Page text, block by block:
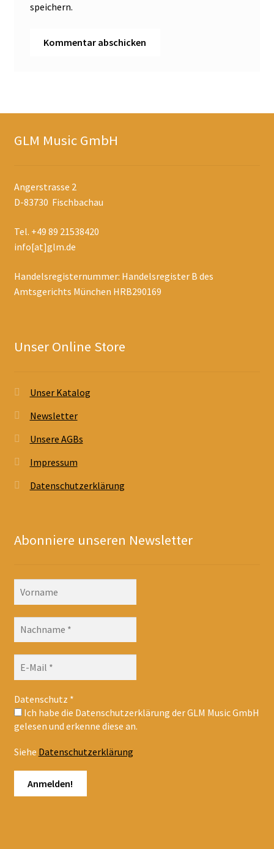
speichern.
GLM Music GmbH
Angerstrasse 2
D-83730 Fischbachau
Tel. +49 89 21538420
info[at]glm.de
Handelsregisternummer: Handelsregister B des
Amtsgerichts München HRB290169
Unser Online Store
Unser Katalog
Newsletter
Unsere AGBs
Impressum
Datenschutzerklärung
Abonniere unseren Newsletter
Datenschutz *
Ich habe die Datenschutzerklärung der GLM Music GmbH
gelesen und erkenne diese an.
Siehe Datenschutzerklärung